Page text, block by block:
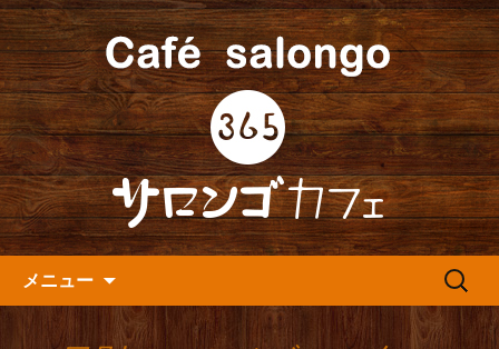
人形町の『365(サロンゴ)カフ
ェ』よりお知らせ
人形町の音楽カフェ『365カフェ』より
最新情報をお届けします。
メニュー
検